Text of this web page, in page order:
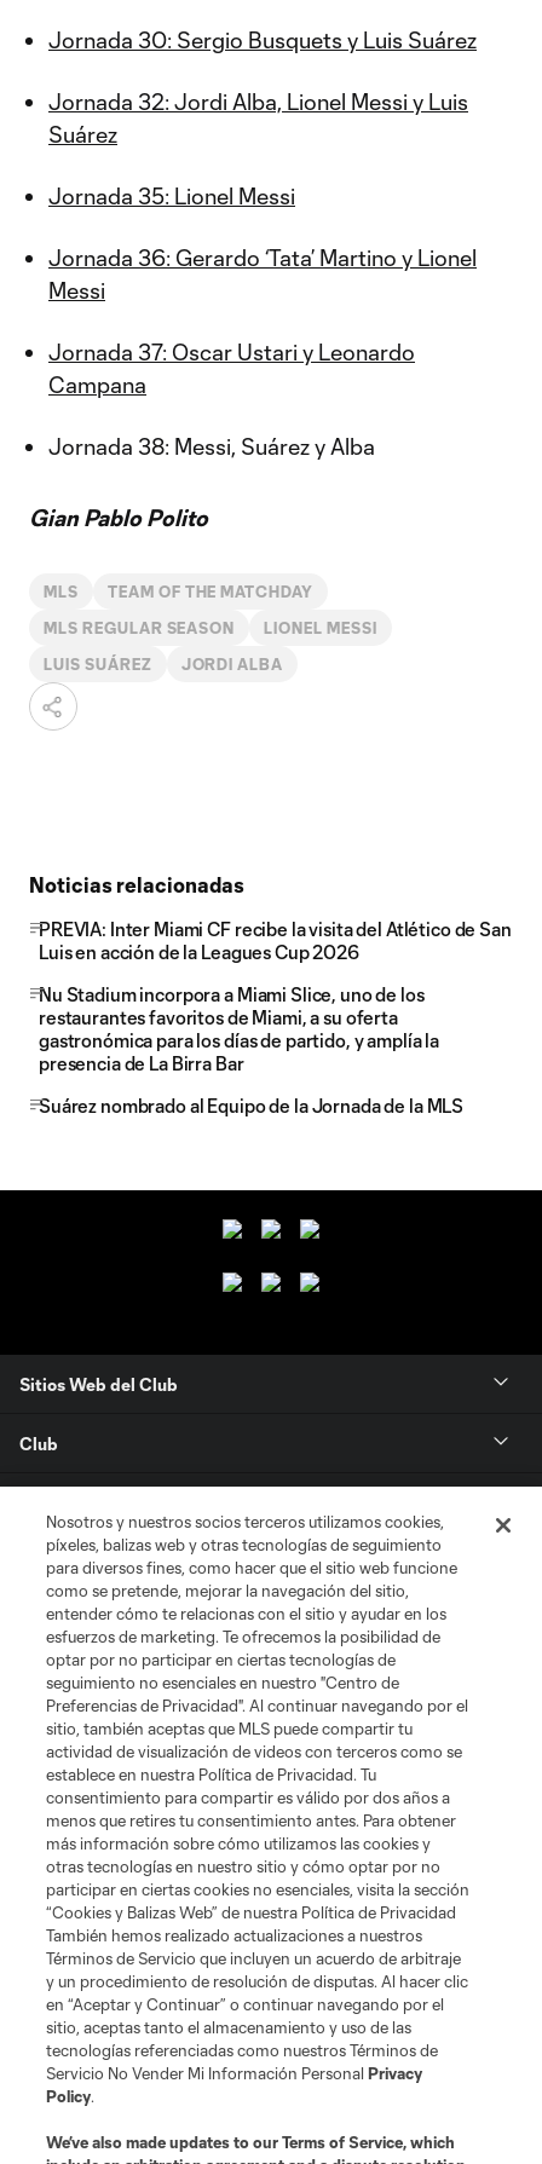
Jornada 30: Sergio Busquets y Luis Suárez
Jornada 32: Jordi Alba, Lionel Messi y Luis
Suárez
Jornada 35: Lionel Messi
Jornada 36: Gerardo ‘Tata’ Martino y Lionel
Messi
Jornada 37: Oscar Ustari y Leonardo
Campana
Jornada 38: Messi, Suárez y Alba
Gian Pablo Polito
MLS TEAM OF THE MATCHDAY
MLS REGULAR SEASON LIONEL MESSI
LUIS SUÁREZ JORDI ALBA
Noticias relacionadas
PREVIA: Inter Miami CF recibe la visita del Atlético de San
Luis en acción de la Leagues Cup 2026
Nu Stadium incorpora a Miami Slice, uno de los
restaurantes favoritos de Miami, a su oferta
gastronómica para los días de partido, y amplía la
presencia de La Birra Bar
Suárez nombrado al Equipo de la Jornada de la MLS
Sitios Web del Club
Club
News
MLSSOCCER.COM
Terminos de servicio
Politica de privacidad
Do Not Sell or Share My Personal Information
Cookies Settings
©2026 MLS. The Major League Soccer and MLS name and shield are
registered trademarks of Major League Soccer, L.L.C. (“MLS”). The names
and logos of MLS teams are registered and/or common law trademarks of
MLS or are used with the permission of their owners. Any unauthorized use
is forbidden.
Nosotros y nuestros socios terceros utilizamos cookies,
píxeles, balizas web y otras tecnologías de seguimiento
para diversos fines, como hacer que el sitio web funcione
como se pretende, mejorar la navegación del sitio,
entender cómo te relacionas con el sitio y ayudar en los
esfuerzos de marketing. Te ofrecemos la posibilidad de
optar por no participar en ciertas tecnologías de
seguimiento no esenciales en nuestro "Centro de
Preferencias de Privacidad". Al continuar navegando por el
sitio, también aceptas que MLS puede compartir tu
actividad de visualización de videos con terceros como se
establece en nuestra Política de Privacidad. Tu
consentimiento para compartir es válido por dos años a
menos que retires tu consentimiento antes. Para obtener
más información sobre cómo utilizamos las cookies y
otras tecnologías en nuestro sitio y cómo optar por no
participar en ciertas cookies no esenciales, visita la sección
“Cookies y Balizas Web” de nuestra Política de Privacidad
También hemos realizado actualizaciones a nuestros
Términos de Servicio que incluyen un acuerdo de arbitraje
y un procedimiento de resolución de disputas. Al hacer clic
en “Aceptar y Continuar” o continuar navegando por el
sitio, aceptas tanto el almacenamiento y uso de las
tecnologías referenciadas como nuestros Términos de
Servicio No Vender Mi Información PersonalPrivacy
Policy.
We’ve also made updates to ourTerms of Service, which